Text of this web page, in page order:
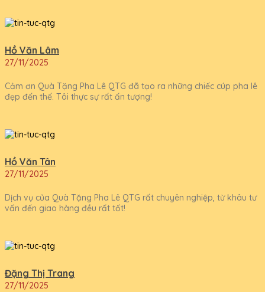
Hồ Văn Lâm
27/11/2025
Cảm ơn Quà Tặng Pha Lê QTG đã tạo ra những chiếc cúp pha lê
đẹp đến thế. Tôi thực sự rất ấn tượng!
Hồ Văn Tân
27/11/2025
Dịch vụ của Quà Tặng Pha Lê QTG rất chuyên nghiệp, từ khâu tư
vấn đến giao hàng đều rất tốt!
Đặng Thị Trang
27/11/2025